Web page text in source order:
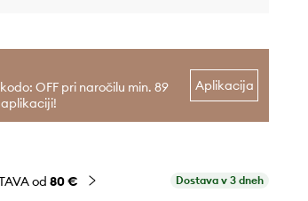
OFF pri naročilu min. 89
Aplikacija
od 80 € Dostava v 3 dneh